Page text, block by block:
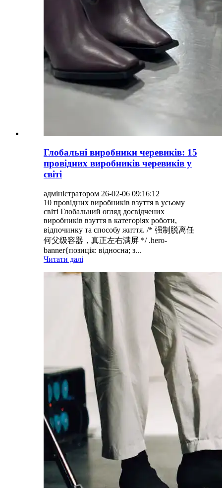
Глобальні виробники черевиків: 15
провідних виробників черевиків у
світі
адміністратором 26-02-06 09:16:12
10 провідних виробників взуття в усьому
світі Глобальний огляд досвідчених
виробників взуття в категоріях роботи,
відпочинку та способу життя. /* 强制脱离任
何父级容器，真正左右满屏 */ .hero-
banner{позиція: відносна; з...
Читати далі